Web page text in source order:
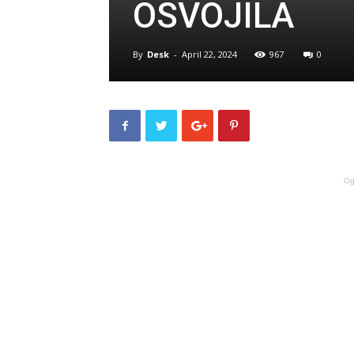
OSVOJILA
By Desk - April 22, 2024 967 0